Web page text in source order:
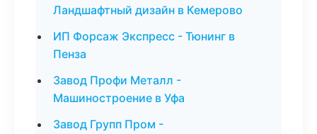
Ландшафтный дизайн в Кемерово
ИП Форсаж Экспресс - Тюнинг в
Пенза
Завод Профи Металл -
Машиностроение в Уфа
Завод Групп Пром -